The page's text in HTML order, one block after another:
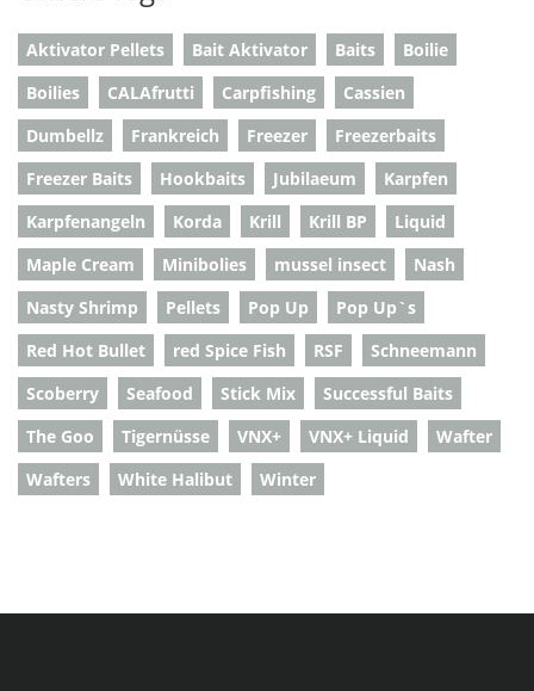
Aktivator Pellets Bait Aktivator Baits
Boilie
Boilies
CALAfrutti Carpfishing
Cassien
Dumbellz
Frankreich Freezer
Freezerbaits
Freezer Baits
Hookbaits Jubilaeum
Karpfen
Karpfenangeln
Korda Krill Krill BP
Liquid
Maple Cream
Minibolies mussel insect
Nash
Nasty Shrimp
Pellets Pop Up
Pop Up`s
Red Hot Bullet
red Spice Fish RSF
Schneemann
Scoberry
Seafood Stick Mix
Successful Baits
The Goo
Tigernüsse VNX+ VNX+ Liquid
Wafter
Wafters
White Halibut Winter